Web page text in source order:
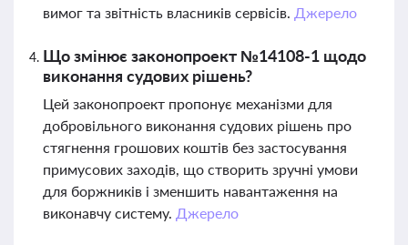
вимог та звітність власників сервісів. Джерело
Що змінює законопроект №14108-1 щодо
виконання судових рішень?
Цей законопроект пропонує механізми для
добровільного виконання судових рішень про
стягнення грошових коштів без застосування
примусових заходів, що створить зручні умови
для боржників і зменшить навантаження на
виконавчу систему. Джерело